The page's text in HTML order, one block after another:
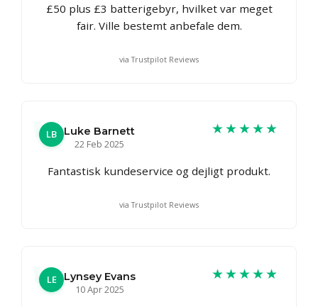
£50 plus £3 batterigebyr, hvilket var meget
fair. Ville bestemt anbefale dem.
via Trustpilot Reviews
LB
Luke Barnett
22 Feb 2025
★★★★★
Fantastisk kundeservice og dejligt produkt.
via Trustpilot Reviews
LE
Lynsey Evans
10 Apr 2025
★★★★★